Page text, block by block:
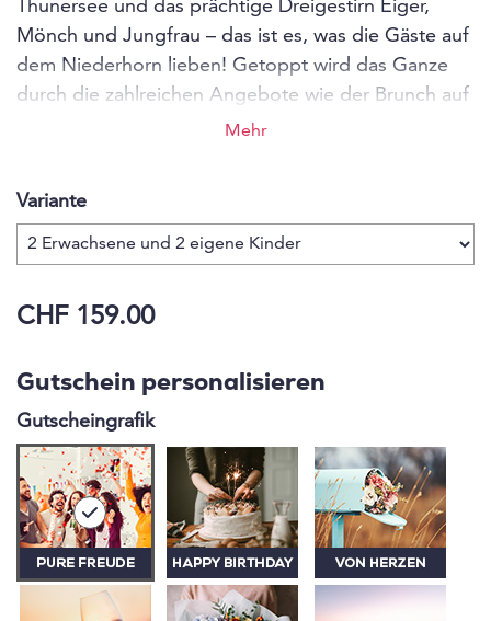
Thunersee und das prächtige Dreigestirn Eiger,
Mönch und Jungfrau – das ist es, was die Gäste auf
dem Niederhorn lieben! Getoppt wird das Ganze
durch die zahlreichen Angebote wie der Brunch auf
der gemütlichen Panoramaterrasse, wo die
bringen. Und nicht zu vergessen, der
Niederhorn einfach perfekt macht!
Mehr
Variante
CHF 159.00
Gutschein personalisieren
Gutscheingrafik